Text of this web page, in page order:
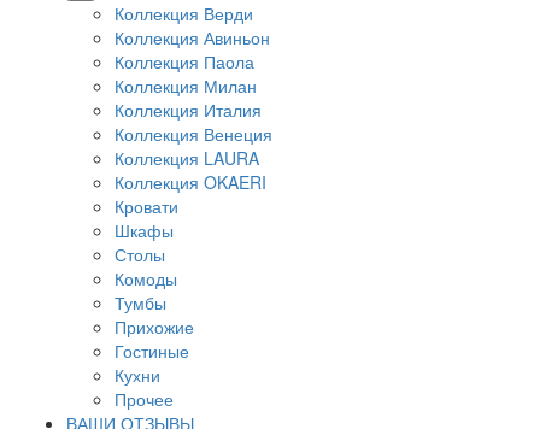
Коллекция Верди
Коллекция Авиньон
Коллекция Паола
Коллекция Милан
Коллекция Италия
Коллекция Венеция
Коллекция LAURA
Коллекция OKAERI
Кровати
Шкафы
Столы
Комоды
Тумбы
Прихожие
Гостиные
Кухни
Прочее
ВАШИ ОТЗЫВЫ